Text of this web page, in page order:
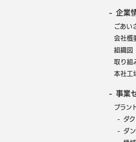
- 企業
ごあい
会社概
組織図
取り組
本社工
- 事業
プラン
- ダ
- ダ